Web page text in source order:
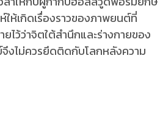
ให้เกิดเรื่องราวของภาพยนต์ที่
ว้ว่าจิตใต้สำนึกและร่างกายของ
งไม่ควรยึดติดกับโลกหลังความ